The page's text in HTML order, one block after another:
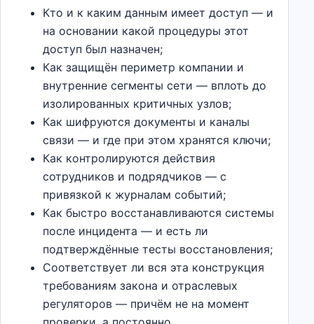
Кто и к каким данным имеет доступ — и
на основании какой процедуры этот
доступ был назначен;
Как защищён периметр компании и
внутренние сегменты сети — вплоть до
изолированных критичных узлов;
Как шифруются документы и каналы
связи — и где при этом хранятся ключи;
Как контролируются действия
сотрудников и подрядчиков — с
привязкой к журналам событий;
Как быстро восстанавливаются системы
после инцидента — и есть ли
подтверждённые тесты восстановления;
Соответствует ли вся эта конструкция
требованиям закона и отраслевых
регуляторов — причём не на момент